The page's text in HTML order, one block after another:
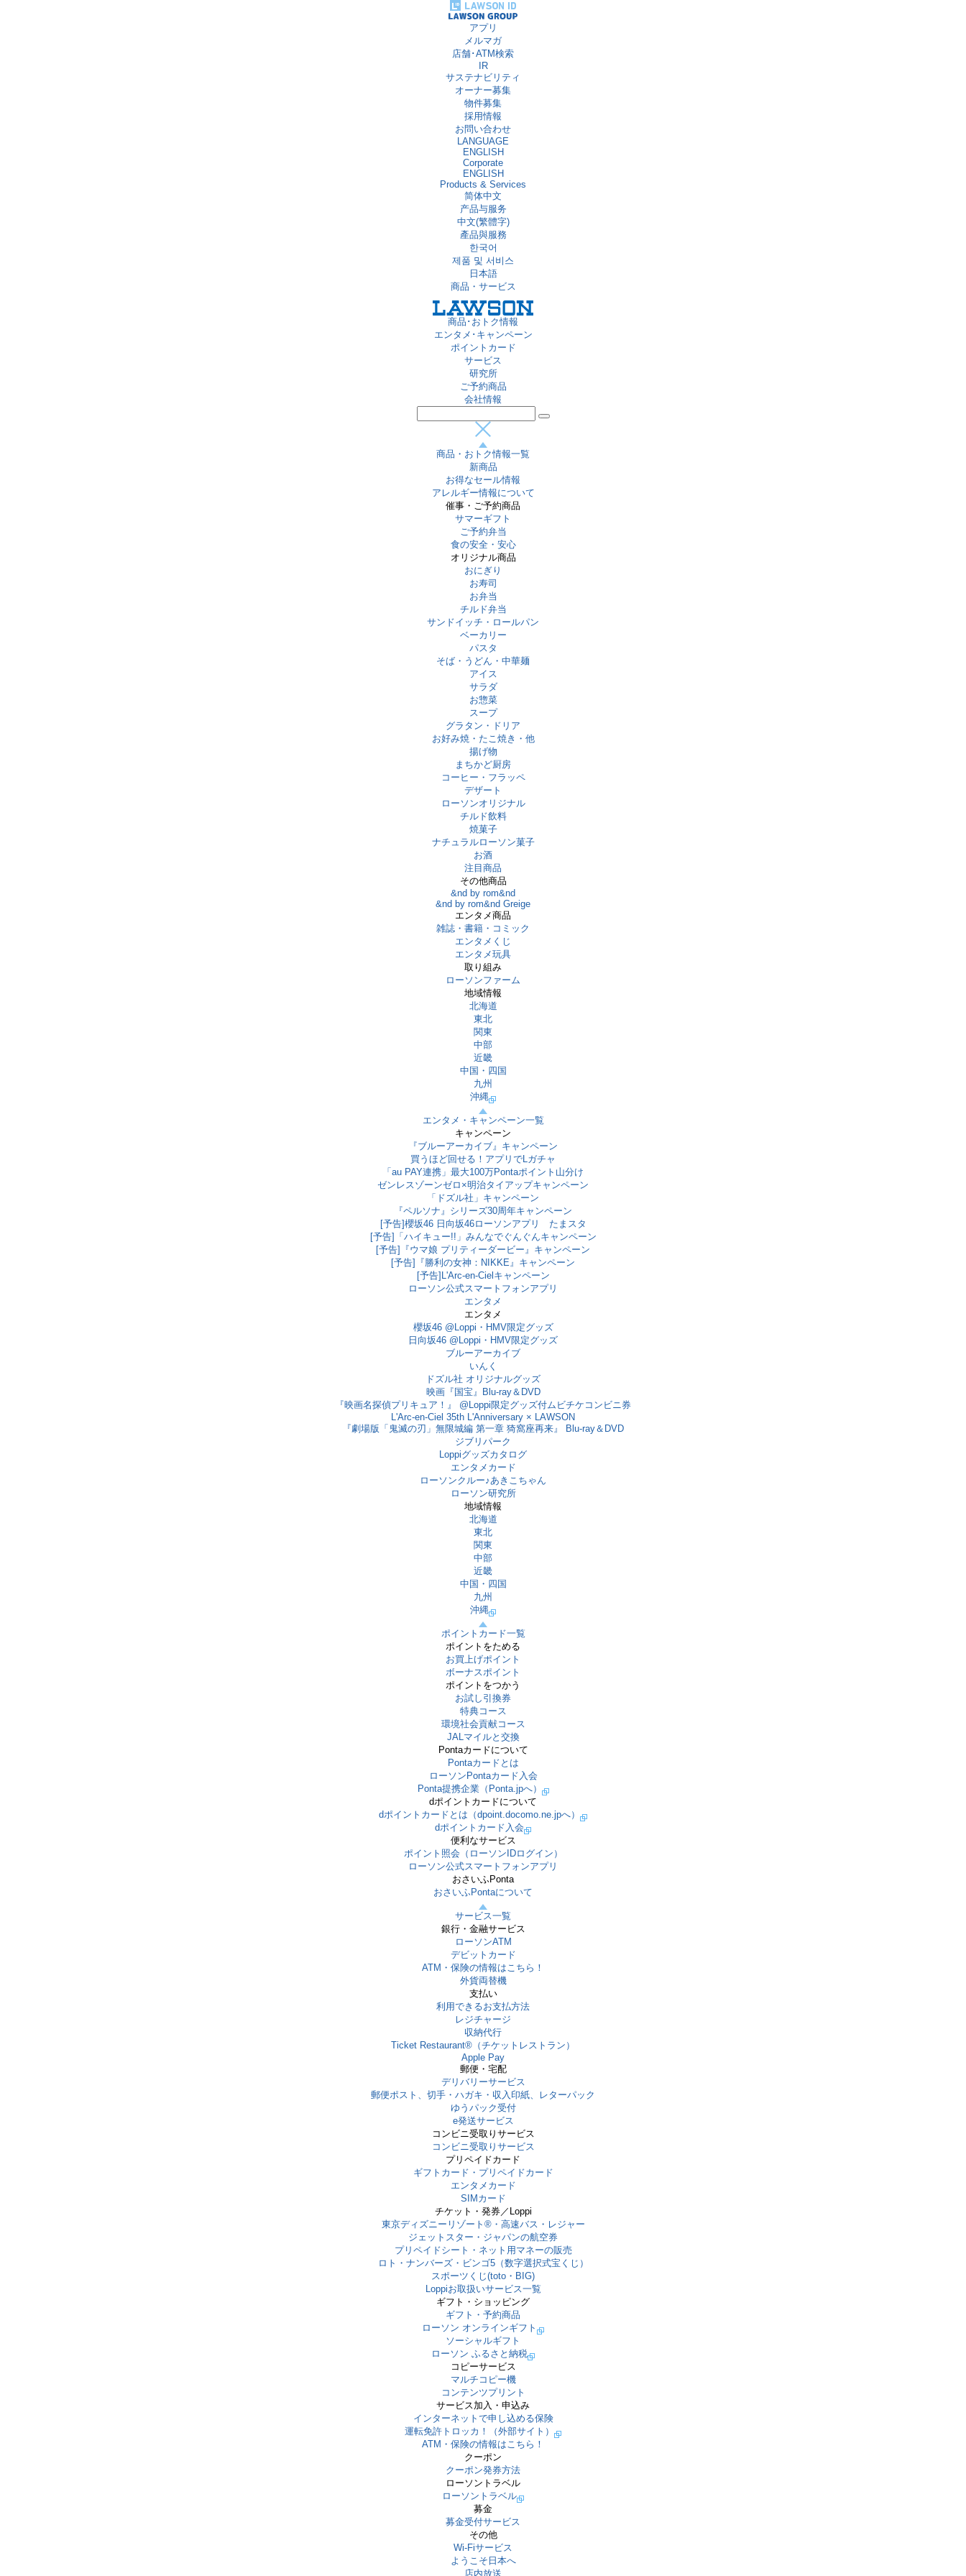
アプリ
メルマガ
店舗･ATM検索
IR
サステナビリティ
オーナー募集
物件募集
採用情報
お問い合わせ
LANGUAGE
ENGLISH
Corporate
ENGLISH
Products & Services
简体中文
产品与服务
中文(繁體字)
產品與服務
한국어
제품 및 서비스
日本語
商品・サービス
商品･おトク情報
エンタメ･キャンペーン
ポイントカード
サービス
研究所
ご予約商品
会社情報
商品・おトク情報一覧
新商品
お得なセール情報
アレルギー情報について
催事・ご予約商品
サマーギフト
ご予約弁当
食の安全・安心
オリジナル商品
おにぎり
お寿司
お弁当
チルド弁当
サンドイッチ・ロールパン
ベーカリー
パスタ
そば・うどん・中華麺
アイス
サラダ
お惣菜
スープ
グラタン・ドリア
お好み焼・たこ焼き・他
揚げ物
まちかど厨房
コーヒー・フラッペ
デザート
ローソンオリジナル
チルド飲料
焼菓子
ナチュラルローソン菓子
お酒
注目商品
その他商品
&nd by rom&nd
&nd by rom&nd Greige
エンタメ商品
雑誌・書籍・コミック
エンタメくじ
エンタメ玩具
取り組み
ローソンファーム
地域情報
北海道
東北
関東
中部
近畿
中国・四国
九州
沖縄
エンタメ・キャンペーン一覧
キャンペーン
『ブルーアーカイブ』キャンペーン
買うほど回せる！アプリでLガチャ
「au PAY連携」最大100万Pontaポイント山分け
ゼンレスゾーンゼロ×明治タイアップキャンペーン
「ドズル社」キャンペーン
『ペルソナ』シリーズ30周年キャンペーン
[予告]櫻坂46 日向坂46ローソンアプリ たまスタ
[予告]「ハイキュー!!」みんなでぐんぐんキャンペーン
[予告]『ウマ娘 プリティーダービー』キャンペーン
[予告]『勝利の女神：NIKKE』キャンペーン
[予告]L'Arc-en-Cielキャンペーン
ローソン公式スマートフォンアプリ
エンタメ
エンタメ
櫻坂46 @Loppi・HMV限定グッズ
日向坂46 @Loppi・HMV限定グッズ
ブルーアーカイブ
いんく
ドズル社 オリジナルグッズ
映画『国宝』Blu-ray＆DVD
『映画名探偵プリキュア！』 @Loppi限定グッズ付ムビチケコンビニ券
L'Arc-en-Ciel 35th L'Anniversary × LAWSON
『劇場版「鬼滅の刃」無限城編 第一章 猗窩座再来』 Blu-ray＆DVD
ジブリパーク
Loppiグッズカタログ
エンタメカード
ローソンクルー♪あきこちゃん
ローソン研究所
地域情報
北海道
東北
関東
中部
近畿
中国・四国
九州
沖縄
ポイントカード一覧
ポイントをためる
お買上げポイント
ボーナスポイント
ポイントをつかう
お試し引換券
特典コース
環境社会貢献コース
JALマイルと交換
Pontaカードについて
Pontaカードとは
ローソンPontaカード入会
Ponta提携企業（Ponta.jpへ）
dポイントカードについて
dポイントカードとは（dpoint.docomo.ne.jpへ）
dポイントカード入会
便利なサービス
ポイント照会（ローソンIDログイン）
ローソン公式スマートフォンアプリ
おさいふPonta
おさいふPontaについて
サービス一覧
銀行・金融サービス
ローソンATM
デビットカード
ATM・保険の情報はこちら！
外貨両替機
支払い
利用できるお支払方法
レジチャージ
収納代行
Ticket Restaurant®（チケットレストラン）
Apple Pay
郵便・宅配
デリバリーサービス
郵便ポスト、切手・ハガキ・収入印紙、レターパック
ゆうパック受付
e発送サービス
コンビニ受取りサービス
コンビニ受取りサービス
プリペイドカード
ギフトカード・プリペイドカード
エンタメカード
SIMカード
チケット・発券／Loppi
東京ディズニーリゾート®・⾼速バス・レジャー
ジェットスター・ジャパンの航空券
プリペイドシート・ネット用マネーの販売
ロト・ナンバーズ・ビンゴ5（数字選択式宝くじ）
スポーツくじ(toto・BIG)
Loppiお取扱いサービス一覧
ギフト・ショッピング
ギフト・予約商品
ローソン オンラインギフト
ソーシャルギフト
ローソン ふるさと納税
コピーサービス
マルチコピー機
コンテンツプリント
サービス加入・申込み
インターネットで申し込める保険
運転免許トロッカ！（外部サイト）
ATM・保険の情報はこちら！
クーポン
クーポン発券方法
ローソントラベル
ローソントラベル
募金
募金受付サービス
その他
Wi-Fiサービス
ようこそ日本へ
店内放送